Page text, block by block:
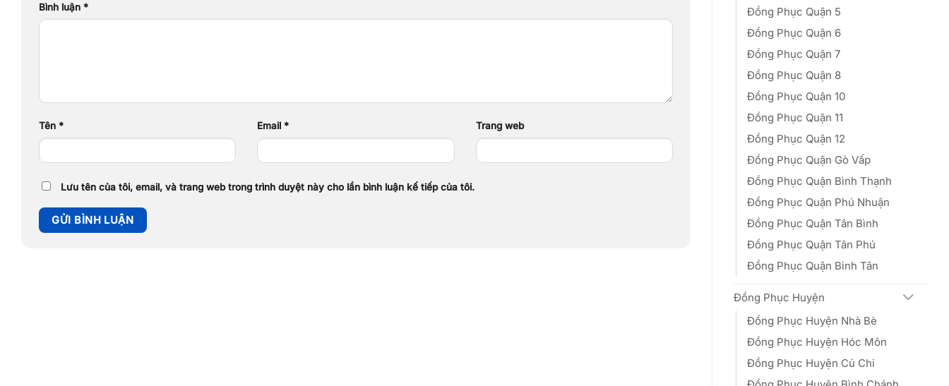
Bình luận *
Tên * Email * Trang web
Lưu tên của tôi, email, và trang web trong trình duyệt này cho lần bình luận kế tiếp của tôi.
Đồng Phục Quận 5
Đồng Phục Quận 6
Đồng Phục Quận 7
Đồng Phục Quận 8
Đồng Phục Quận 10
Đồng Phục Quận 11
Đồng Phục Quận 12
Đồng Phục Quận Gò Vấp
Đồng Phục Quận Bình Thạnh
Đồng Phục Quận Phú Nhuận
Đồng Phục Quận Tân Bình
Đồng Phục Quận Tân Phú
Đồng Phục Quận Bình Tân
Đồng Phục Huyện
Đồng Phục Huyện Nhà Bè
Đồng Phục Huyện Hóc Môn
Đồng Phục Huyện Củ Chi